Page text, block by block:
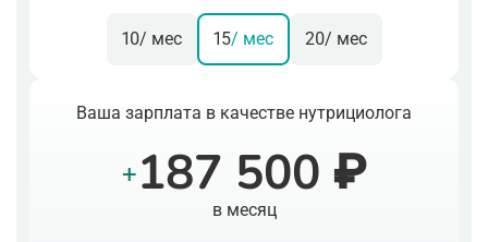
10/ мес 15/ мес 20/ мес
Ваша зарплата в качестве нутрициолога
+187 500 ₽
в месяц